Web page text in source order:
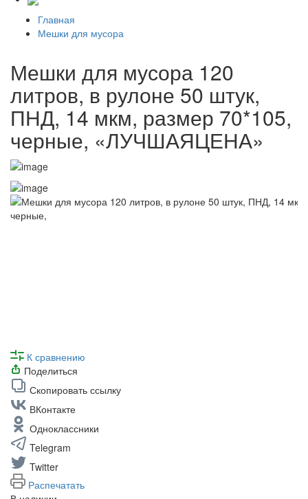
Главная
Мешки для мусора
Мешки для мусора 120
литров, в рулоне 50 штук,
ПНД, 14 мкм, размер 70*105,
черные, «ЛУЧШАЯЦЕНА»
К сравнению
Поделиться
Скопировать ссылку
ВКонтакте
Одноклассники
Telegram
Twitter
Распечатать